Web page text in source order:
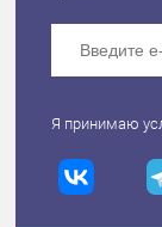
Я принимаю